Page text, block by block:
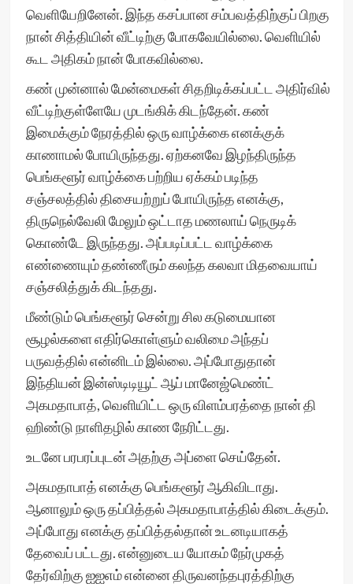
வெளியேறினேன். இந்த கசப்பான சம்பவத்திற்குப் பிறகு
நான் சித்தியின் வீட்டிற்கு போகவேயில்லை. வெளியில்
கூட அதிகம் நான் போகவில்லை.
கண் முன்னால் மேன்மைகள் சிதறிடிக்கப்பட்ட அதிர்வில்
வீட்டிற்குள்ளேயே முடங்கிக் கிடந்தேன். கண்
இமைக்கும் நேரத்தில் ஒரு வாழ்க்கை எனக்குக்
காணாமல் போயிருந்தது. ஏற்கனவே இழந்திருந்த
பெங்களூர் வாழ்க்கை பற்றிய ஏக்கம் படிந்த
சஞ்சலத்தில் திசையற்றுப் போயிருந்த எனக்கு,
திருநெல்வேலி மேலும் ஒட்டாத மணலாய் நெருடிக்
கொண்டே இருந்தது. அப்படிப்பட்ட வாழ்க்கை
எண்ணையும் தண்ணீரும் கலந்த கலவா மிதவையாய்
சஞ்சலித்துக் கிடந்தது.
மீண்டும் பெங்களூர் சென்று சில கடுமையான
சூழல்களை எதிர்கொள்ளும் வலிமை அந்தப்
பருவத்தில் என்னிடம் இல்லை. அப்போதுதான்
இந்தியன் இன்ஸ்டிடியூட் ஆப் மானேஜ்மெண்ட்
அகமதாபாத், வெளியிட்ட ஒரு விளம்பரத்தை நான் தி
ஹிண்டு நாளிதழில் காண நேரிட்டது.
உடனே பரபரப்புடன் அதற்கு அப்ளை செய்தேன்.
அகமதாபாத் எனக்கு பெங்களூர் ஆகிவிடாது.
ஆனாலும் ஒரு தப்பித்தல் அகமதாபாத்தில் கிடைக்கும்.
அப்போது எனக்கு தப்பித்தல்தான் உடனடியாகத்
தேவைப் பட்டது. என்னுடைய யோகம் நேர்முகத்
தேர்விற்கு ஐஐஎம் என்னை திருவனந்தபுரத்திற்கு